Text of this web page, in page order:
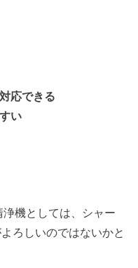
応できる
い
機としては、シャー
ろしいのではないかと